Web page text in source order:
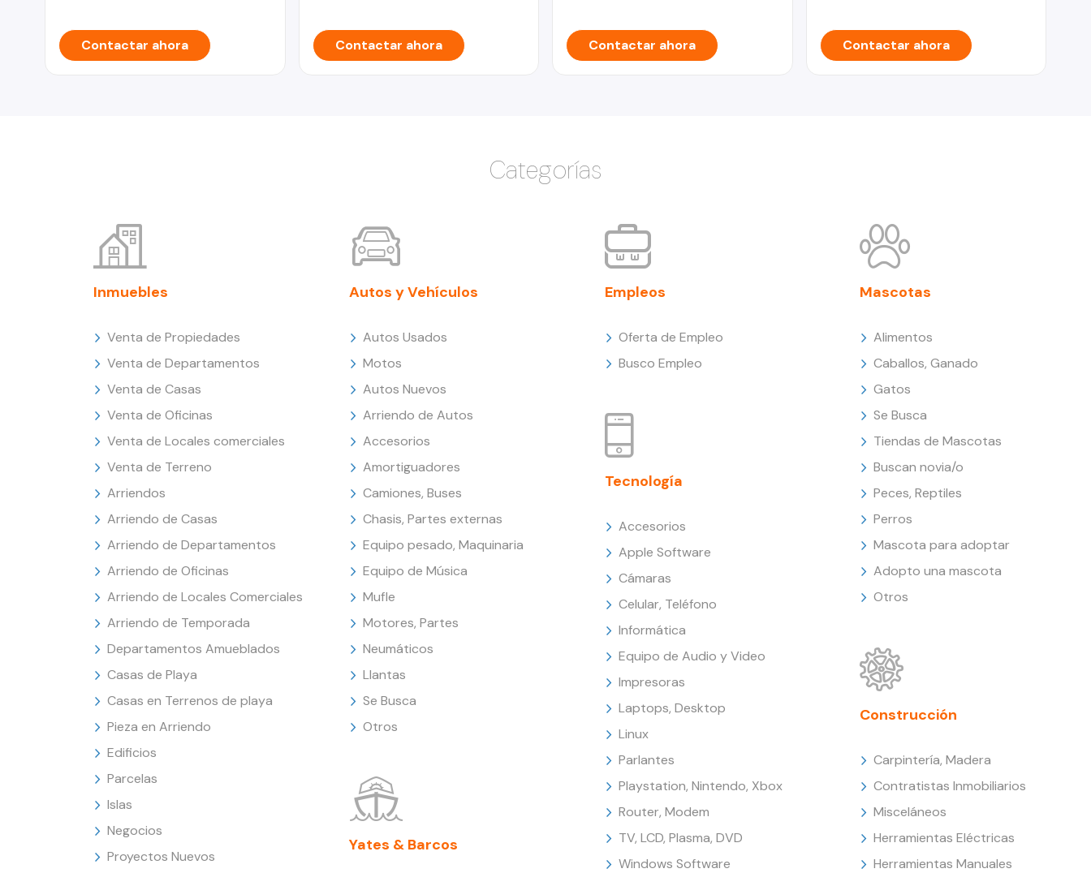
Contactar ahora Contactar ahora Contactar ahora Contactar ahora
Categorías
Inmuebles
Venta de Propiedades
Venta de Departamentos
Venta de Casas
Venta de Oficinas
Venta de Locales comerciales
Venta de Terreno
Arriendos
Arriendo de Casas
Arriendo de Departamentos
Arriendo de Oficinas
Arriendo de Locales Comerciales
Arriendo de Temporada
Departamentos Amueblados
Casas de Playa
Casas en Terrenos de playa
Pieza en Arriendo
Edificios
Parcelas
Islas
Negocios
Proyectos Nuevos
Autos y Vehículos
Autos Usados
Motos
Autos Nuevos
Arriendo de Autos
Accesorios
Amortiguadores
Camiones, Buses
Chasis, Partes externas
Equipo pesado, Maquinaria
Equipo de Música
Mufle
Motores, Partes
Neumáticos
Llantas
Se Busca
Otros
Yates & Barcos
Empleos
Oferta de Empleo
Busco Empleo
Tecnología
Accesorios
Apple Software
Cámaras
Celular, Teléfono
Informática
Equipo de Audio y Video
Impresoras
Laptops, Desktop
Linux
Parlantes
Playstation, Nintendo, Xbox
Router, Modem
TV, LCD, Plasma, DVD
Windows Software
Mascotas
Alimentos
Caballos, Ganado
Gatos
Se Busca
Tiendas de Mascotas
Buscan novia/o
Peces, Reptiles
Perros
Mascota para adoptar
Adopto una mascota
Otros
Construcción
Carpintería, Madera
Contratistas Inmobiliarios
Misceláneos
Herramientas Eléctricas
Herramientas Manuales